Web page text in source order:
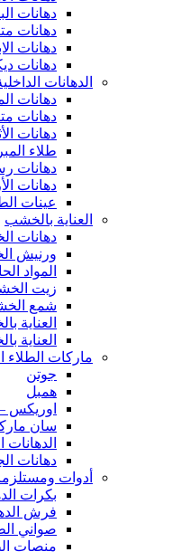
دهانات
دهانات
دهانات
دهانات
الدهانات
دهانات
دهانات
دهانات
طلاء
دهانات
دهانات
عينات
العناية بالخشب
دهانات
ورنيش
المواد
زيت
شمع
العناية
العناية
ماركات الطلاء
جوتن
همبل
اوريكس
سان
الدهانات
دهانات
أدوات
بكرات
فرش
صواني
منصات